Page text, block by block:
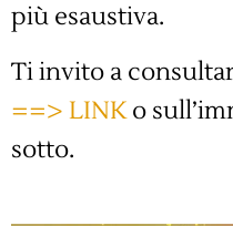
più esaustiva.
Ti invito a
==> LINKo
sotto.